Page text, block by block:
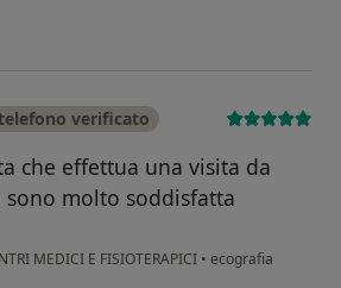
verificato
che effettua una visita da
sono molto soddisfatta
MEDICI E FISIOTERAPICI • ecografia